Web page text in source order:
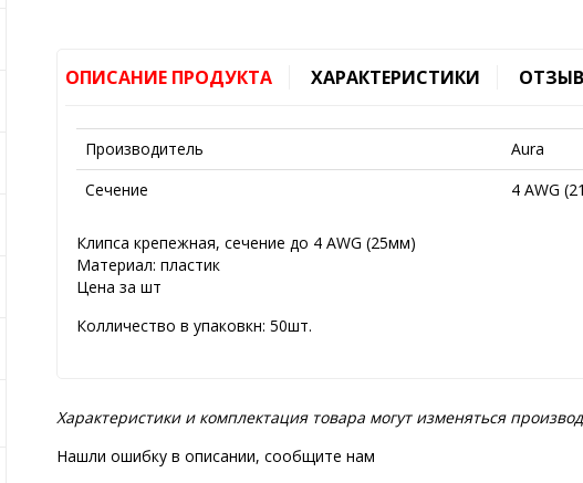
ОПИСАНИЕ ПРОДУКТА ХАРАКТЕРИСТИКИ
Производитель
Aura
Сечение
4 AWG
Клипса крепежная, сечение до 4 AWG (25мм)
Материал: пластик
Цена за шт
Колличество в упаковкн: 50шт.
Характеристики и комплектация товара могут изменяться
Нашли ошибку в описании, сообщите нам